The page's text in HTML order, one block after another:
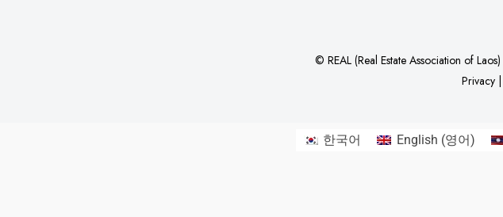
© REAL (Real Estate Association of Laos)
Privacy|
한국어 English (영어)